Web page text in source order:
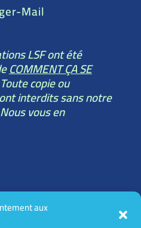
aux
Mail
LSF ont été
COMMENT ÇA SE
copie ou
interdits sans notre
vous en
légales :